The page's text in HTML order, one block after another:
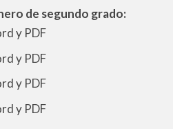
de segundo grado:
y PDF
y PDF
y PDF
y PDF